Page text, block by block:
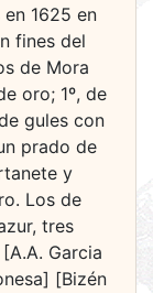
1625 en
fines del
de Mora
oro; 1º, de
gules con
prado de
y
Los de
tres
Garcia
[Bizén